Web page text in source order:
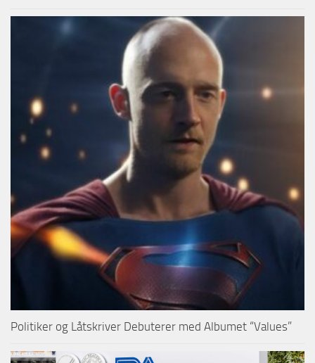
Politiker og Låtskriver Debuterer med Albumet “Values”